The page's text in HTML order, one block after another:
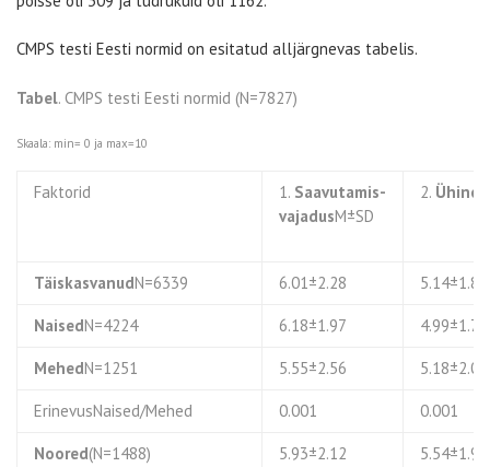
CMPS testi Eesti normid on esitatud alljärgnevas tabelis.
Tabel. CMPS testi Eesti normid (N=7827)
Skaala: min= 0 ja max=10
Faktorid 1. Saavutamis-
vajadusM±SD
2.
TäiskasvanudN=6339 6.01±2.28 5.14±1.87
NaisedN=4224 6.18±1.97
MehedN=1251 5.55±2.56
ErinevusNaised/Mehed 0.001 0.001
Noored(N=1488) 5.93±2.12